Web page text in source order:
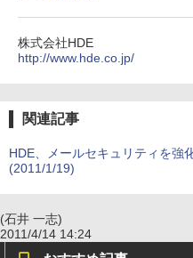
株式会社HDE
http://www.hde.co.jp/
関連記事
HDE、メールセキュリティを強
(2011/1/19)
(石井 一志)
2011/4/14 14:24